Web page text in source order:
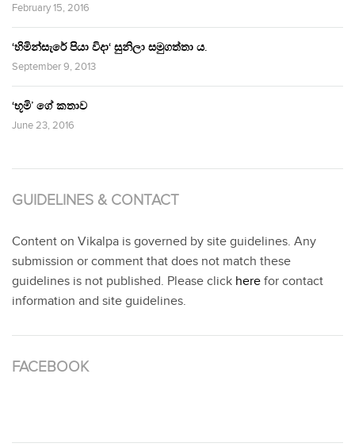
February 15, 2016
‘හිමින්සැරේ පියා විදා‘ සුනිලා සමුගත්තා ය.
September 9, 2013
‘භූමි’ ගේ කතාව
June 23, 2016
GUIDELINES & CONTACT
Content on Vikalpa is governed by site guidelines. Any
submission or comment that does not match these
guidelines is not published. Please click here for contact
information and site guidelines.
FACEBOOK